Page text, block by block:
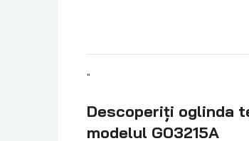
"
Descoperiți oglinda
modelul G03215A